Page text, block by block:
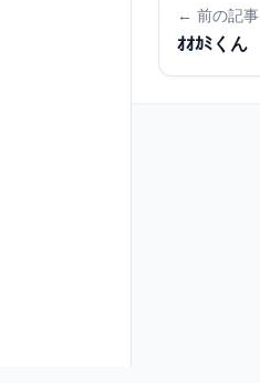
← 前の記事
ｵｵｶﾐくん